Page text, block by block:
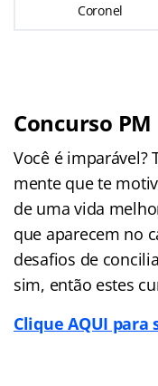
Coronel
Concurso
Você é imparável?
mente que te
de uma vida
que aparecem no
desafios de
sim, então estes
Clique AQUI